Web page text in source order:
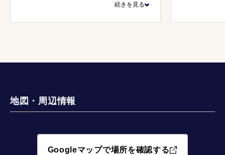
いただき、様々ご提案いただきまし
続きを見る
地図・周辺情報
Googleマップで場所を確認する